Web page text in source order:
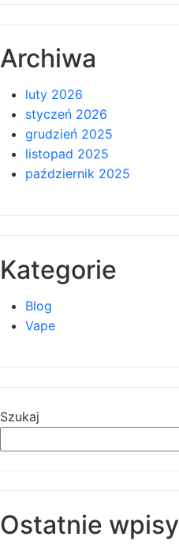
Archiwa
luty 2026
styczeń 2026
grudzień 2025
listopad 2025
październik 2025
Kategorie
Blog
Vape
Szukaj
Ostatnie wpisy